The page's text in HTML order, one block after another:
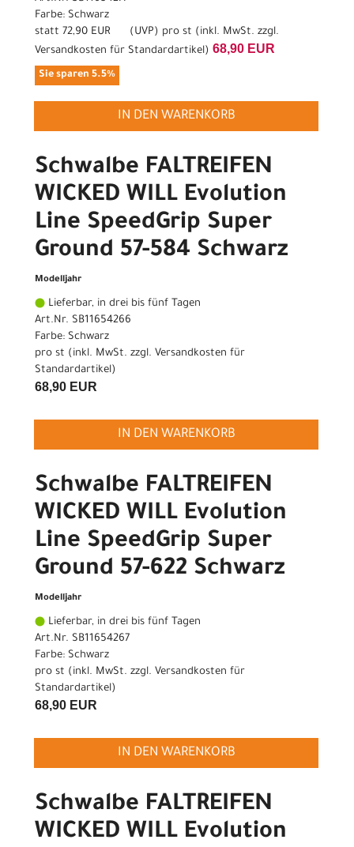
Farbe: Schwarz
statt 72,90 EUR ( UVP) pro st (inkl. MwSt. zzgl.
Versandkosten für Standardartikel) 68,90 EUR
Sie sparen 5.5%
IN DEN WARENKORB
Schwalbe FALTREIFEN
WICKED WILL Evolution
Line SpeedGrip Super
Ground 57-584 Schwarz
Modelljahr
Lieferbar, in drei bis fünf Tagen
Art.Nr. SB11654266
Farbe: Schwarz
pro st (inkl. MwSt. zzgl. Versandkosten für
Standardartikel)
68,90 EUR
IN DEN WARENKORB
Schwalbe FALTREIFEN
WICKED WILL Evolution
Line SpeedGrip Super
Ground 57-622 Schwarz
Modelljahr
Lieferbar, in drei bis fünf Tagen
Art.Nr. SB11654267
Farbe: Schwarz
pro st (inkl. MwSt. zzgl. Versandkosten für
Standardartikel)
68,90 EUR
IN DEN WARENKORB
Schwalbe FALTREIFEN
WICKED WILL Evolution